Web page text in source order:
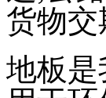
货物
地板